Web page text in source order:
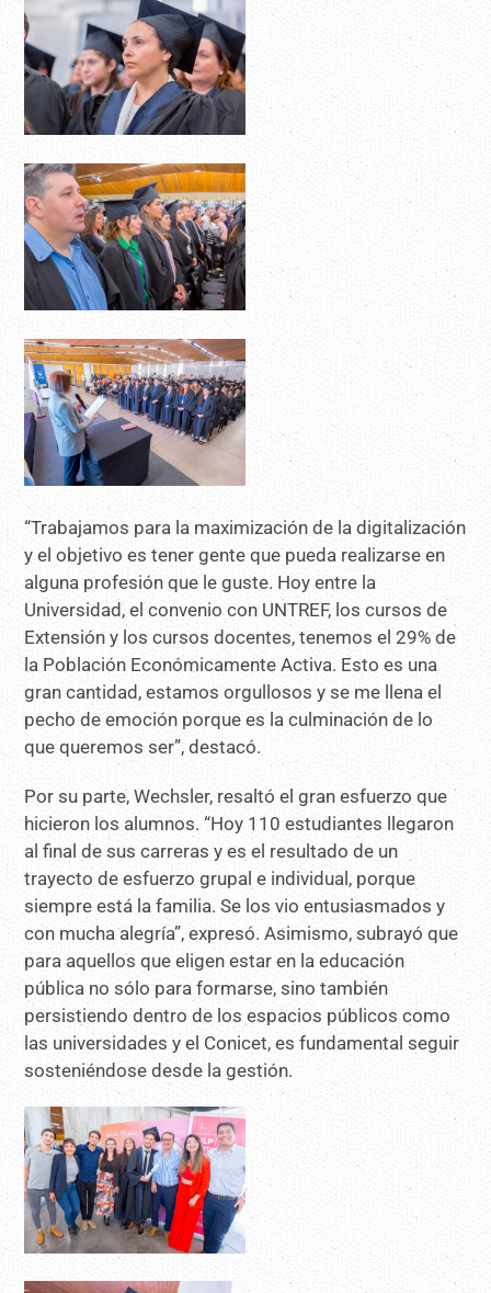
“Trabajamos para la maximización de la digitalización
y el objetivo es tener gente que pueda realizarse en
alguna profesión que le guste. Hoy entre la
Universidad, el convenio con UNTREF, los cursos de
Extensión y los cursos docentes, tenemos el 29% de
la Población Económicamente Activa. Esto es una
gran cantidad, estamos orgullosos y se me llena el
pecho de emoción porque es la culminación de lo
que queremos ser”, destacó.
Por su parte, Wechsler, resaltó el gran esfuerzo que
hicieron los alumnos. “Hoy 110 estudiantes llegaron
al final de sus carreras y es el resultado de un
trayecto de esfuerzo grupal e individual, porque
siempre está la familia. Se los vio entusiasmados y
con mucha alegría”, expresó. Asimismo, subrayó que
para aquellos que eligen estar en la educación
pública no sólo para formarse, sino también
persistiendo dentro de los espacios públicos como
las universidades y el Conicet, es fundamental seguir
sosteniéndose desde la gestión.